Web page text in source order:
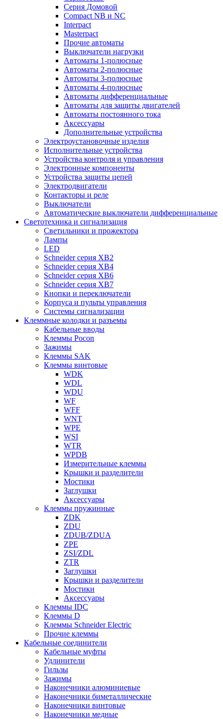
Серия Домовой
Compact NB и NC
Interpact
Masterpact
Прочие автоматы
Выключатели нагрузки
Автоматы 1-полюсные
Автоматы 2-полюсные
Автоматы 3-полюсные
Автоматы 4-полюсные
Автоматы дифференциальные
Автоматы для защиты двигателей
Автоматы постоянного тока
Аксессуары
Дополнительные устройства
Электроустановочные изделия
Исполнительные устройства
Устройства контроля и управления
Электронные компоненты
Устройства защиты цепей
Электродвигатели
Контакторы и реле
Выключатели
Автоматические выключатели дифференциальные
Светотехника и сигнализация
Светильники и прожектора
Лампы
LED
Schneider серия XB2
Schneider серия XB4
Schneider серия XB6
Schneider серия XB7
Кнопки и переключатели
Корпуса и пульты управления
Системы сигнализации
Клеммные колодки и разъемы
Кабельные вводы
Клеммы Pocon
Зажимы
Клеммы SAK
Клеммы винтовые
WDK
WDL
WDU
WF
WFF
WNT
WPE
WSI
WTR
WPDB
Измерительные клеммы
Крышки и разделители
Мостики
Заглушки
Аксессуары
Клеммы пружинные
ZDK
ZDU
ZDUB/ZDUA
ZPE
ZSI/ZDL
ZTR
Заглушки
Крышки и разделители
Мостики
Аксессуары
Клеммы IDC
Клеммы D
Клеммы Schneider Electric
Прочие клеммы
Кабельные соединители
Кабельные муфты
Удлинители
Гильзы
Зажимы
Наконечники алюминиевые
Наконечники биметаллические
Наконечники винтовые
Наконечники медные